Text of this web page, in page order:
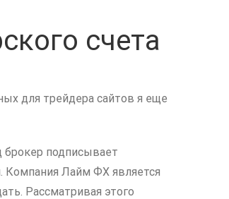
счета
для трейдера сайтов я еще
подписывает
Компания Лайм ФХ является
Рассматривая этого